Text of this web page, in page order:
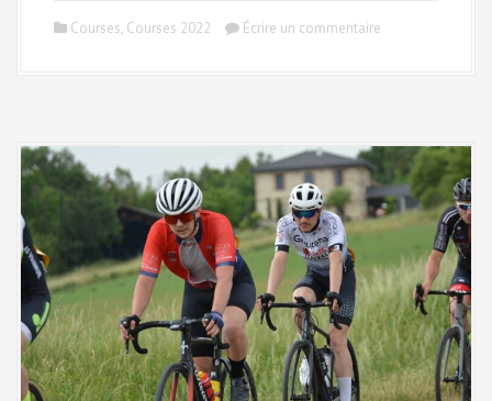
Courses, Courses 2022 Écrire un commentaire